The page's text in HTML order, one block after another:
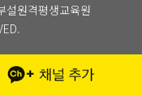
설원격평생교육원